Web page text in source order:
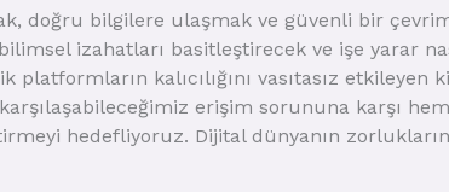
doğru bilgilere ulaşmak ve güvenli bir
izahatları basitleştirecek ve işe yarar
kalıcılığını vasıtasız etkileyen
erişim sorununa karşı
hedefliyoruz. Dijital dünyanın